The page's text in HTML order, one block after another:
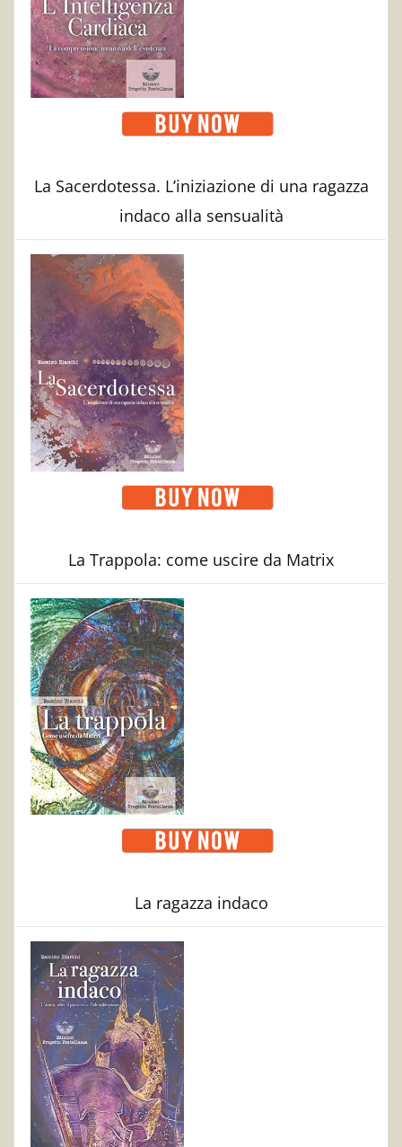
La Sacerdotessa. L’iniziazione di una ragazza
indaco alla sensualità
La Trappola: come uscire da Matrix
La ragazza indaco